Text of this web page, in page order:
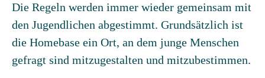
Die Regeln werden immer wieder gemeinsam mit
den Jugendlichen abgestimmt. Grundsätzlich ist
die Homebase ein Ort, an dem junge Menschen
gefragt sind mitzugestalten und mitzubestimmen.